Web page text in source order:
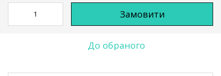
Замовити
До обраного